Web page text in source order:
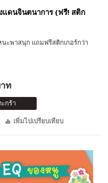
แดนจินตนาการ (ฟรี! สติก
ะพาสนุก แถมฟรีสติกเกอร์กว่า
ท
กร้า
เพิ่มไปเปรียบเทียบ